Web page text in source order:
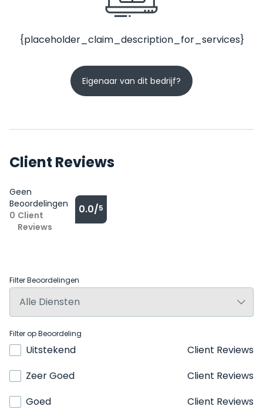
{placeholder_claim_description_for_services}
Eigenaar van dit bedrijf?
Client Reviews
Geen
Beoordelingen
0 Client
Reviews
0.0/5
Filter Beoordelingen
Filter op Beoordeling
Uitstekend
Client Reviews
Zeer Goed
Client Reviews
Goed
Client Reviews